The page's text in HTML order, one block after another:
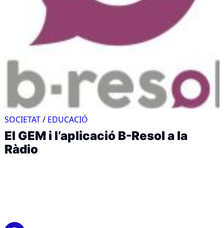
SOCIETAT/ EDUCACIÓ
El GEM i l’aplicació B-Resol a la
Ràdio